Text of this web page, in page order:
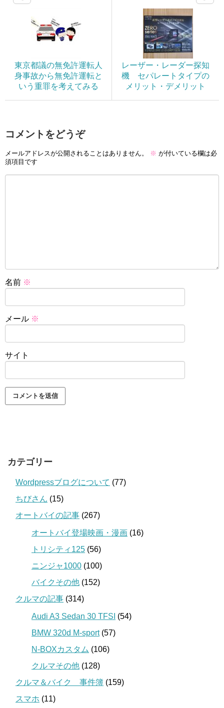
東京都議の無免許運転人
身事故から無免許運転と
いう重罪を考えてみる
レーザー・レーダー探知
機 セパレートタイプの
メリット・デメリット
コメントをどうぞ
メールアドレスが公開されることはありません。 ※ が付いている欄は必
須項目です
名前 ※
メール ※
サイト
カテゴリー
Wordpressブログについて (77)
ちびさん (15)
オートバイの記事 (267)
オートバイ登場映画・漫画 (16)
トリシティ125 (56)
ニンジャ1000 (100)
バイクその他 (152)
クルマの記事 (314)
Audi A3 Sedan 30 TFSI (54)
BMW 320d M-sport(57)
N-BOXカスタム (106)
クルマその他 (128)
クルマ＆バイク 事件簿 (159)
スマホ (11)